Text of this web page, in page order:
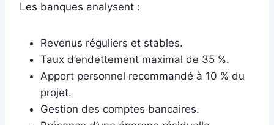
Les banques analysent :
Revenus réguliers et stables.
Taux d’endettement maximal de 35 %.
Apport personnel recommandé à 10 % du
projet.
Gestion des comptes bancaires.